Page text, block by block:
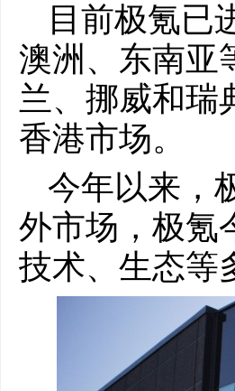
目前极氪已
澳洲、东南亚
兰、挪威和瑞
香港市场。
今年以来，
外市场，极氪
技术、生态等